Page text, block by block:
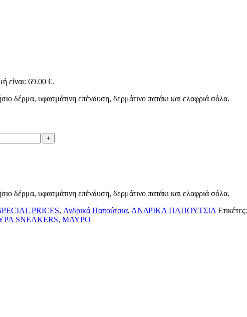
είναι: 69.00 €.
δέρμα, υφασμάτινη επένδυση, δερμάτινο πατάκι και ελαφριά σόλα.
δέρμα, υφασμάτινη επένδυση, δερμάτινο πατάκι και ελαφριά σόλα.
PRICES, Ανδρικά Παπούτσια, ΑΝΔΡΙΚΑ ΠΑΠΟΥΤΣΙΑ Ετικέτες:
SNEAKERS, ΜΑΥΡΟ